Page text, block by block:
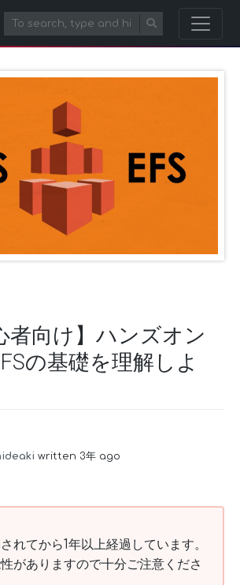
者向け】ハンズオン
の基礎を理解しよ
written 3年 ago
れてから1年以上経過しています。
がありますので十分ご注意くださ